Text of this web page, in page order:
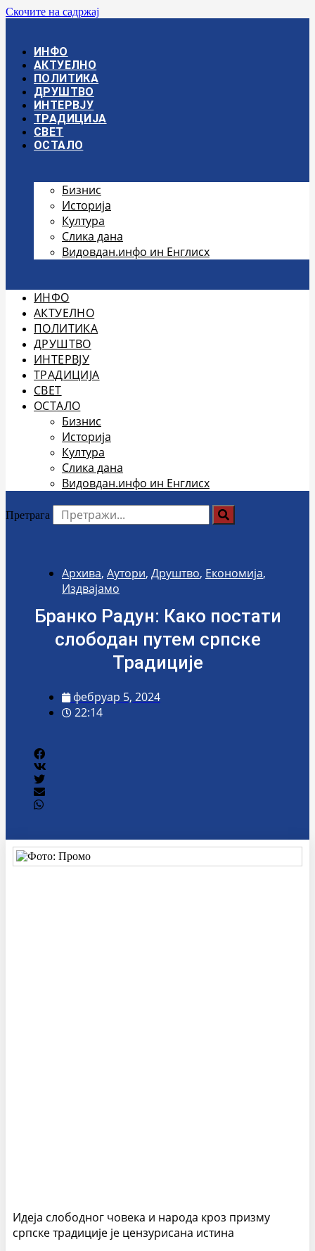
Скочите на садржај
ИНФО
АКТУЕЛНО
ПОЛИТИКА
ДРУШТВО
ИНТЕРВЈУ
ТРАДИЦИЈА
СВЕТ
ОСТАЛО
Бизнис
Историја
Култура
Слика дана
Видовдан.инфо ин Енглисх
ИНФО
АКТУЕЛНО
ПОЛИТИКА
ДРУШТВО
ИНТЕРВЈУ
ТРАДИЦИЈА
СВЕТ
ОСТАЛО
Бизнис
Историја
Култура
Слика дана
Видовдан.инфо ин Енглисх
Претрага
Архива, Аутори, Друштво, Економија,
Издвајамо
Бранко Радун: Како постати
слободан путем српске
Традиције
фебруар 5, 2024
22:14
Идеја слободног човека и народа кроз призму
српске традиције је цензурисана истина